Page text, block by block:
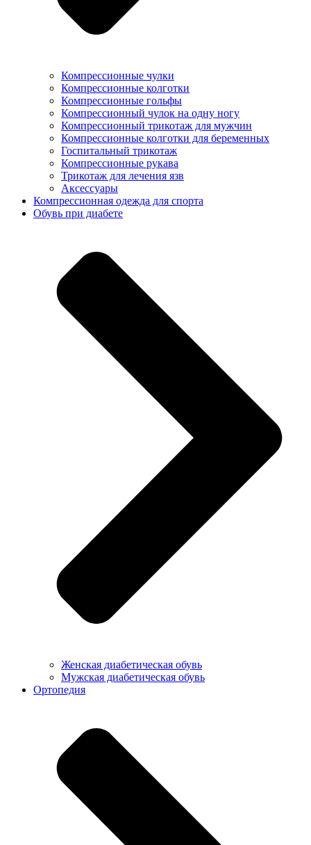
Компрессионные чулки
Компрессионные колготки
Компрессионные гольфы
Компрессионный чулок на одну ногу
Компрессионный трикотаж для мужчин
Компрессионные колготки для беременных
Госпитальный трикотаж
Компрессионные рукава
Трикотаж для лечения язв
Аксессуары
Компрессионная одежда для спорта
Обувь при диабете
Женская диабетическая обувь
Мужская диабетическая обувь
Ортопедия